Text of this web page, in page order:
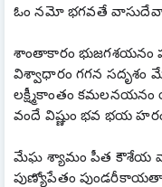
ఓం నమో భగవతే
శాంతాకారం భుజగశయనం
విశ్వాధారం గగన సదృశం
లక్ష్మీకాంతం
వందే విష్ణుం భవ భయ
మేఘ శ్యామం పీత కౌశేయ
పుణ్యోపేతం